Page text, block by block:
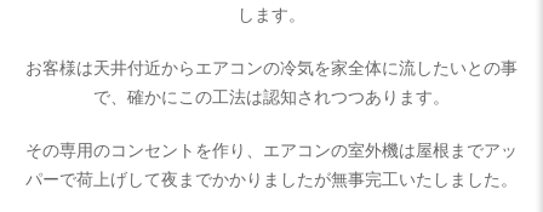
します。
お客様は天井付近からエアコンの冷気を家全体に流したいとの事
で、確かにこの工法は認知されつつあります。
その専用のコンセントを作り、エアコンの室外機は屋根までアッ
パーで荷上げして夜までかかりましたが無事完工いたしました。